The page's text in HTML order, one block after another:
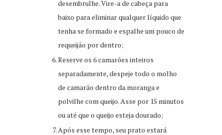
desembrulhe. Vire-a de cabeça para
baixo para eliminar qualquer líquido que
tenha se formado e espalhe um pouco de
requeijão por dentro;
Reserve os 6 camarões inteiros
separadamente, despeje todo o molho
de camarão dentro da moranga e
polvilhe com queijo. Asse por 15 minutos
ou até que o queijo esteja dourado;
Após esse tempo, seu prato estará